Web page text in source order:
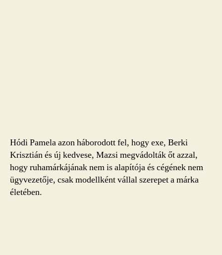
Hódi Pamela azon háborodott fel, hogy exe, Berki
Krisztián és új kedvese, Mazsi megvádolták őt azzal,
hogy ruhamárkájának nem is alapítója és cégének nem
ügyvezetője, csak modellként vállal szerepet a márka
életében.